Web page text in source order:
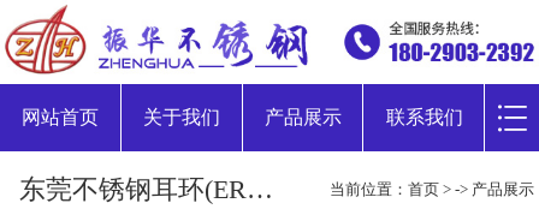
网站首页 关于我们 产品展示 联系我们
东莞不锈钢耳环(ER-001) 当前位置： 首页 > -> 产品展示